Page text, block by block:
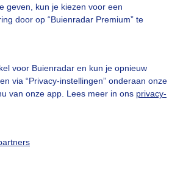
geven, kun je kiezen voor een
door op “Buienradar Premium” te
voor Buienradar en kun je opnieuw
via “Privacy-instellingen” onderaan onze
van onze app. Lees meer in ons privacy-